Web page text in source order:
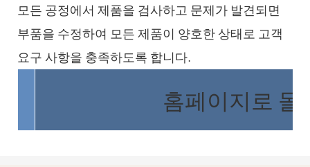
모든 공정에서 제품을 검사하고 문제가 발견되면
부품을 수정하여 모든 제품이 양호한 상태로 고객
요구 사항을 충족하도록 합니다.
홈페이지로 돌